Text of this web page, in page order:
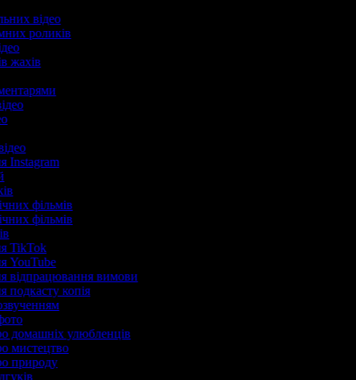
відео
роликів
жахів
Instagram
фільмів
фільмів
TikTok
YouTube
відпрацювання вимови
подкасту копія
домашніх улюбленців
мистецтво
природу